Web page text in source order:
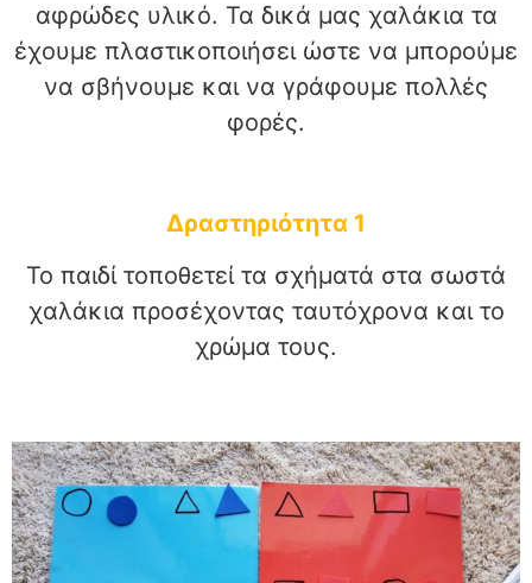
αφρώδες υλικό. Τα δικά μας χαλάκια τα
έχουμε πλαστικοποιήσει ώστε να μπορούμε
να σβήνουμε και να γράφουμε πολλές
φορές.
Δραστηριότητα 1
Το παιδί τοποθετεί τα σχήματά στα σωστά
χαλάκια προσέχοντας ταυτόχρονα και το
χρώμα τους.